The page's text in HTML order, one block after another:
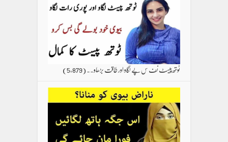
ٹوتھ پیسٹ نف س پے لگاو اور طاقت بڑھاو۔۔(5,879)